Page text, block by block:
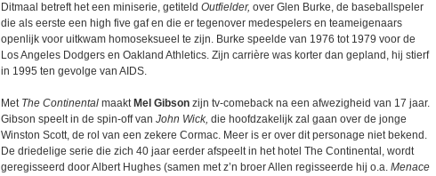
Ditmaal betreft het een miniserie, getiteld Outfielder, over Glen Burke, de baseballspeler
die als eerste een high five gaf en die er tegenover medespelers en teameigenaars
openlijk voor uitkwam homoseksueel te zijn. Burke speelde van 1976 tot 1979 voor de
Los Angeles Dodgers en Oakland Athletics. Zijn carrière was korter dan gepland, hij stierf
in 1995 ten gevolge van AIDS.
MetThe Continental maakt Mel Gibson zijn tv-comeback na een afwezigheid van 17 jaar.
Gibson speelt in de spin-off van John Wick, die hoofdzakelijk zal gaan over de jonge
Winston Scott, de rol van een zekere Cormac. Meer is er over dit personage niet bekend.
De driedelige serie die zich 40 jaar eerder afspeelt in het hotel The Continental, wordt
geregisseerd door Albert Hughes (samen met z’n broer Allen regisseerde hij o.a. Menace